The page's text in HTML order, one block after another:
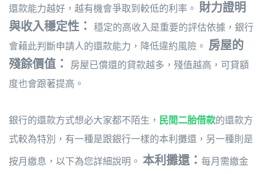
還款能力越好，越有機會爭取到較低的利率。 財力證明
與收入穩定性：
穩定的高收入是重要的評估依據，銀行
會藉此判斷申請人的還款能力，降低違約風險。 房屋的
殘餘價值：
房屋已償還的貸款越多，殘值越高，可貸額
度也會跟著提高。
銀行的還款方式想必大家都不陌生， 民間二胎借款的還款方
式較為特別，有一種是跟銀行一樣的本利攤還，另一種則是
按月繳息，以下為您詳細說明。 本利攤還： 每月需繳金